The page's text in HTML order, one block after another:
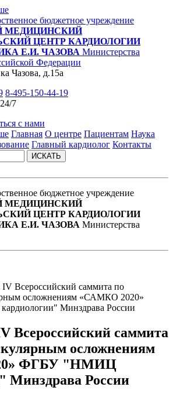
бюджетное учреждение
МЕДИЦИНСКИЙ
ЦЕНТР КАРДИОЛОГИИ
Е.И. ЧАЗОВА Министерства
Федерации
Чазова, д.15а
8-495-150-44-19
7
с нами
Главная О центре Пациентам Наука
Главный кардиолог Контакты
ИСКАТЬ
бюджетное учреждение
МЕДИЦИНСКИЙ
ЦЕНТР КАРДИОЛОГИИ
Е.И. ЧАЗОВА Министерства
IV Всероссийский саммита по
осложнениям «САМКО 2020»
Минздрава России
Всероссийский саммита
осложнениям
ФГБУ "НМИЦ
Минздрава России